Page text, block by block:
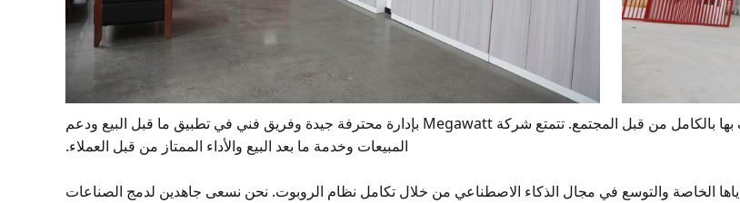
الصدق كفلسفة العمل، لتحقيق الفوز كهدف تجاري، ميجاوات معترف بها بالكامل من قبل المجتمع. تتمتع شركة Megawatt بإدارة محترفة جيدة وفريق فني في تطبيق ما قبل البيع ودعم
المبيعات وخدمة ما بعد البيع والأداء الممتاز من قبل العملاء.
الخاصة والتوسع في مجال الذكاء الاصطناعي من خلال تكامل نظام الروبوت. نحن نسعى جاهدين لدمج الصناعات